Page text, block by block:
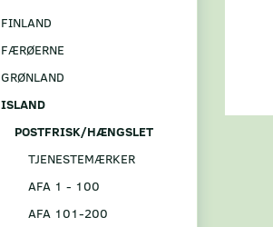
FINLAND
FÆRØERNE
GRØNLAND
ISLAND
POSTFRISK/HÆNGSLET
TJENESTEMÆRKER
AFA 1 - 100
AFA 101-200